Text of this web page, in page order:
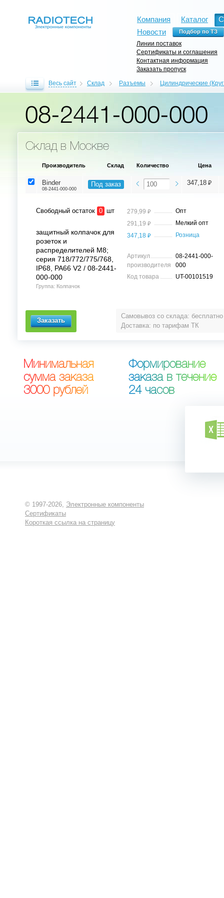
Компания Каталог
Новости
Линии поставок
Сертификаты и соглашения
Контактная информация
Заказать пропуск
Весь сайт Склад Разъемы Цилиндрические
08-2441-000-000
Склад в Москве
Самовывоз со склада: бесплатно
Доставка: по тарифам ТК
Производитель Склад Количество Цена
Binder
08-2441-000-000
Под заказ 347,18 ⃏
Свободный остаток 0 шт
защитный колпачок для
розеток и
распределителей M8;
серия 718/772/775/768,
IP68, PA66 V2 / 08-2441-
000-000
Группа: Колпачок
279,99 ⃏
Опт
291,19 ⃏
Мелкий опт
347,18 ⃏ Розница
Артикул
производителя
08-2441-000-
000
Код товара
UT-00101519
Минимальная
сумма заказа
3000 рублей
Формирование
заказа в течение
24 часов
© 1997-2026, Электронные компоненты
Сертификаты
Короткая ссылка на страницу